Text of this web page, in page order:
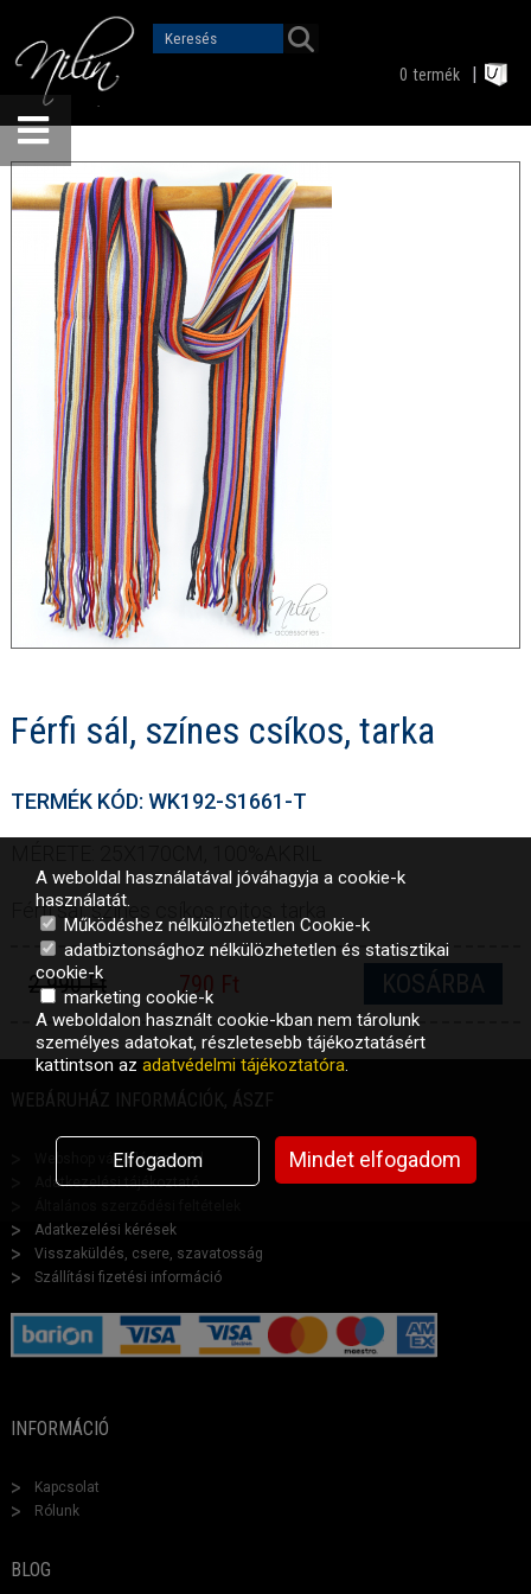
0 termék
Férfi sál, színes csíkos, tarka
TERMÉK KÓD: WK192-S1661-T
Férfi sál, színes csíkos rojtos, tarka
2 990 Ft 790 Ft KOSÁRBA
WEBÁRUHÁZ INFORMÁCIÓK, ÁSZF
Webshop vásárlási segéd
Adatkezelési tájékoztató
Adatkezelési kérések
Visszaküldés, csere, szavatosság
Szállítási fizetési információ
INFORMÁCIÓ
Kapcsolat
Rólunk
BLOG
A weboldal használatával jóváhagyja a cookie-k
használatát.
Működéshez nélkülözhetetlen Cookie-k
adatbiztonsághoz nélkülözhetetlen és statisztikai
cookie-k
marketing cookie-k
A weboldalon használt cookie-kban nem tárolunk
személyes adatokat, részletesebb tájékoztatásért
kattintson azadatvédelmi tájékoztatóra.
Elfogadom Mindet elfogadom